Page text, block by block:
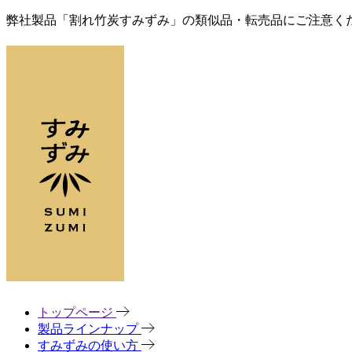
弊社製品「割れ竹炭すみずみ」の類似品・転売品にご注意く
トップページ
製品ラインナップ
すみずみの使い方